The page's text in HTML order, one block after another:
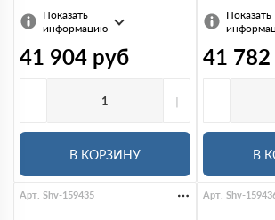
Показать
информацию
41 904 руб
-
+
В КОРЗИНУ
Показать
41 782
-
В
Арт. Shv-159435 Арт. Shv-